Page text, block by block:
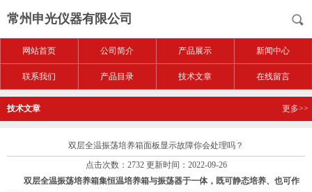
常州申光仪器有限公司
网站首页 公司简介 产品展示 新闻中心
联系我们 产品目录 技术文章 在线留言
技术文章 更多>>
双层全温振荡培养箱面板显示故障你会处理吗？
点击次数：2732 更新时间：2022-09-26
双层全温振荡培养箱集恒温培养箱与振荡器于一体，既可静态培养、也可作